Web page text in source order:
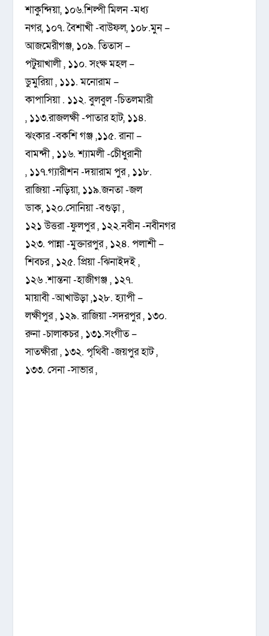
শাকুন্দিয়া, ১০৬.শিল্পী মিলন -মধ্য
নগর, ১০৭. বৈশাখী -বাউফল, ১০৮.মুন –
আজমেরীগঞ্জ, ১০৯. তিতাস –
পটুয়াখালী , ১১০. সংক্ষ মহল –
ডুমুরিয়া , ১১১. মনোরাম –
কাপাসিয়া . ১১২. বুলবুল -চিতলমারী
, ১১৩.রাজলক্ষী -পাতার হাট, ১১৪.
ঝংকার -বকশি গঞ্জ ,১১৫. রানা –
বামন্দী , ১১৬. শ্যামলী -চেীধুরানী
, ১১৭.গ্যারীশন -দয়ারাম পুর , ১১৮.
রাজিয়া -নড়িয়া, ১১৯.জনতা -জল
ডাক, ১২০.সোনিয়া -বগুড়া ,
১২১ উত্তরা -ফুলপুর , ১২২.নবীন -নবীনগর
১২৩. পান্না -মুক্তারপুর , ১২৪. পলাশী –
শিবচর , ১২৫. প্রিয়া -ঝিনাইদই ,
১২৬ .শান্তনা -হাজীগঞ্জ , ১২৭.
মায়াবী -আখাউড়া ,১২৮. হ্যাপী –
লক্ষীপুর , ১২৯. রাজিয়া -সদরপুর , ১৩০.
রুনা -চালাকচর , ১৩১.সংগীত –
সাতক্ষীরা , ১৩২. পৃথিবী -জয়পুর হাট ,
১৩৩. সেনা -সাভার ,